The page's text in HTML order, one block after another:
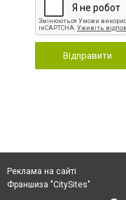
Відправити
Реклама на сайті
Франшиза "CitySites"